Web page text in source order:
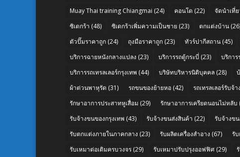
Muay Thai training Chiangmai (24) คอนโด (22) จัดนำเที่
ซิเดกร้า (48) ซิเดกร้าเพิ่มความเป็นชาย (23) ตกแต่งบ้าน
ตัวปั๊มราคาถูก (24) ถุงมือราคาถูก (23) ทัวร์ปากีสถาน (45)
บริการฉายหนังกลางแปลง (23) บริการรถตู้กระบี่ (23) บริกา
บริการรถเทรลเลอร์กรุงเทพ (44) บริษัทบริหารนิติบุคคล (28)
ผ้าต่วนพาหุรัด (31) รถขนของย้ายหอ (42) รถเทรลเลอร์รับจ้าง
รักษาอาการประสาทหูเสื่อม (29) รักษาอาการเครียดนอนไม่หลับ
รับจ้างขนของกรุงเทพ (43) รับจ้างขนส่งสินค้า (22) รับจ้างข
รับตกแต่งภายในภาคกลาง (23) รับผลิตเครื่องสำอาง (67) รั
รับเหมาต่อเติมครบวงจร (29) รับเหมาปรับปรุงออฟฟิศ (29)